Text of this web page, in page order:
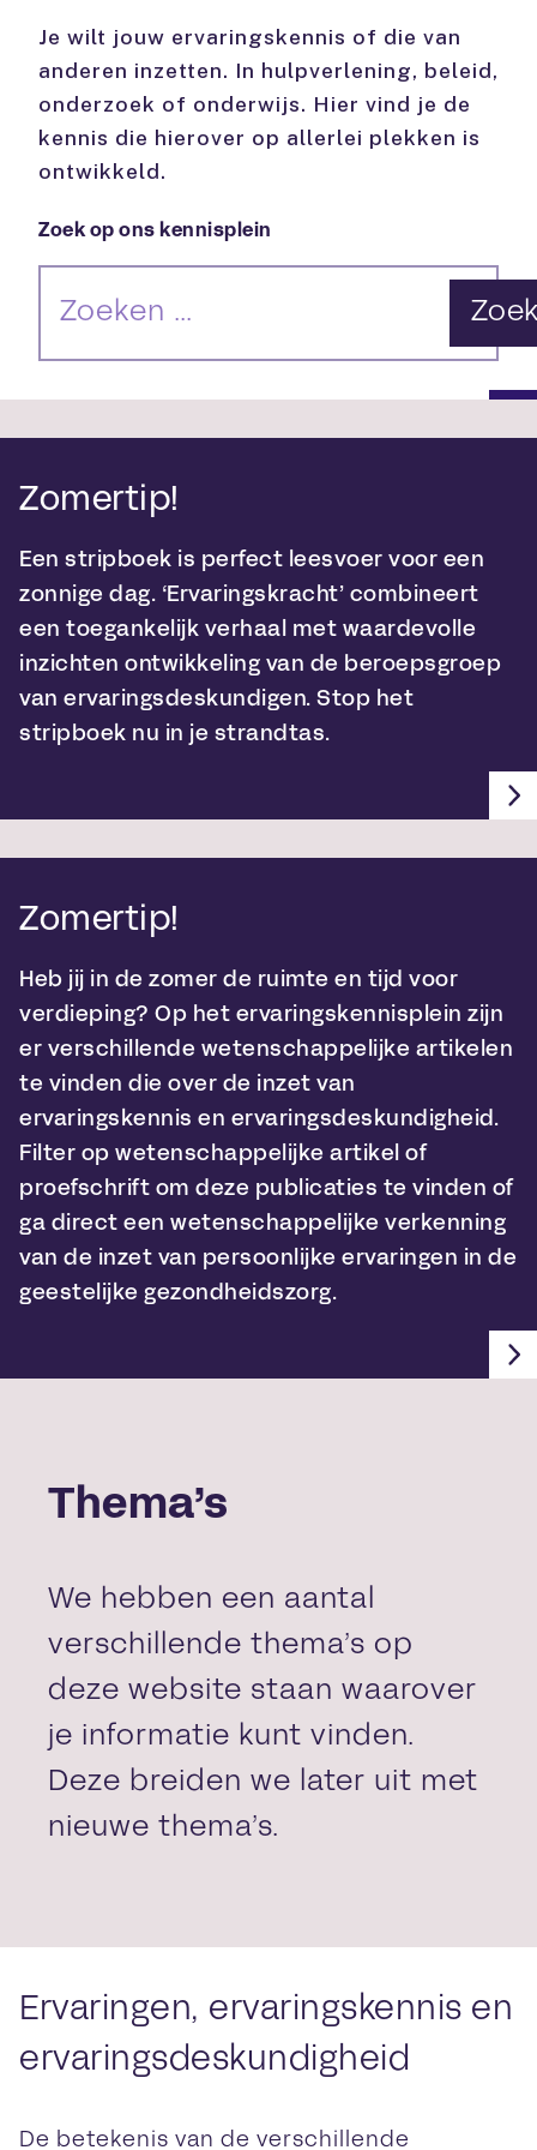
Je wilt jouw ervaringskennis of die van
anderen inzetten. In hulpverlening, beleid,
onderzoek of onderwijs. Hier vind je de
kennis die hierover op allerlei plekken is
ontwikkeld.
Zoek op ons kennisplein
Zomertip!
Een stripboek is perfect leesvoer voor een
zonnige dag. ‘Ervaringskracht’ combineert
een toegankelijk verhaal met waardevolle
inzichten ontwikkeling van de beroepsgroep
van ervaringsdeskundigen. Stop het
stripboek nu in je strandtas.
Zomertip!
Heb jij in de zomer de ruimte en tijd voor
verdieping? Op het ervaringskennisplein zijn
er verschillende wetenschappelijke artikelen
te vinden die over de inzet van
ervaringskennis en ervaringsdeskundigheid.
Filter op wetenschappelijke artikel of
proefschrift om deze publicaties te vinden of
ga direct een wetenschappelijke verkenning
van de inzet van persoonlijke ervaringen in de
geestelijke gezondheidszorg.
Thema’s
We hebben een aantal
verschillende thema’s op
deze website staan waarover
je informatie kunt vinden.
Deze breiden we later uit met
nieuwe thema’s.
Ervaringen, ervaringskennis en
ervaringsdeskundigheid
De betekenis van de verschillende